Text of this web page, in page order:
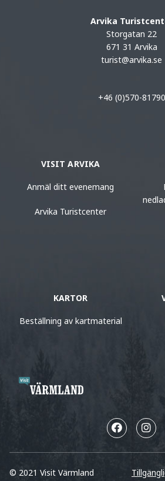
Arvika
Storgatan 22
671 31 Arvika
turist@arvika.se
+46 (0)570-81790
VISIT ARVIKA
Anmäl ditt evenemang
Arvika Turistcenter
KARTOR
Beställning av kartmaterial
© 2021 Visit Värmland